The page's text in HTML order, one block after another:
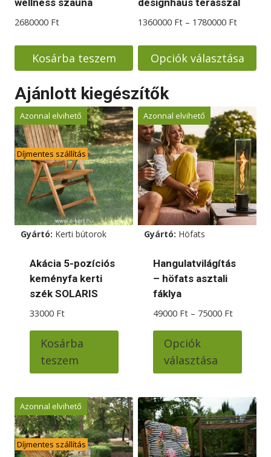
wellness szauna
2680000 Ft
Kosárba teszem
designhaus terasszal
1360000 Ft – 1780000 Ft
-
Opciók választása
a
terméknek
több
variációja
van.
A
változatok
a
termékoldalon
választhatók
Ajánlott kiegészítők
Azonnal elvihető
Díjmentes szállítás
Gyártó: Kerti bútorok
Akácia 5-pozíciós
keményfa kerti
szék SOLARIS
33000 Ft
Kosárba
teszem
Azonnal elvihető
Gyártó: Höfats
Hangulatvilágítás
– höfats asztali
fáklya
49000 Ft – 75000 Ft
Opciók
választása
van.
A
Azonnal elvihető
Díjmentes szállítás